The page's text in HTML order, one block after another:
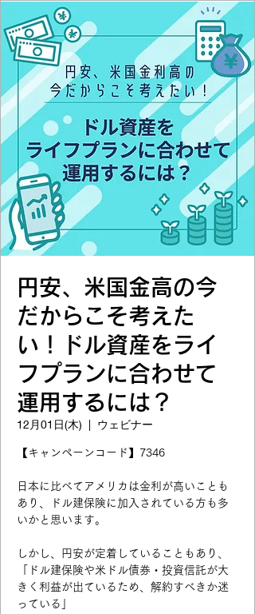
円安、米国金高の今
だからこそ考えた
い！ドル資産をライ
フプランに合わせて
運用するには？
12月01日(木)
  |
ウェビナー
【キャンペーンコード】7346
日本に比べてアメリカは金利が高いことも
あり、ドル建保険に加入されている方も多
いかと思います。
しかし、円安が定着していることもあり、
「ドル建保険や米ドル債券・投資信託が大
きく利益が出ているため、解約すべきか迷
っている」